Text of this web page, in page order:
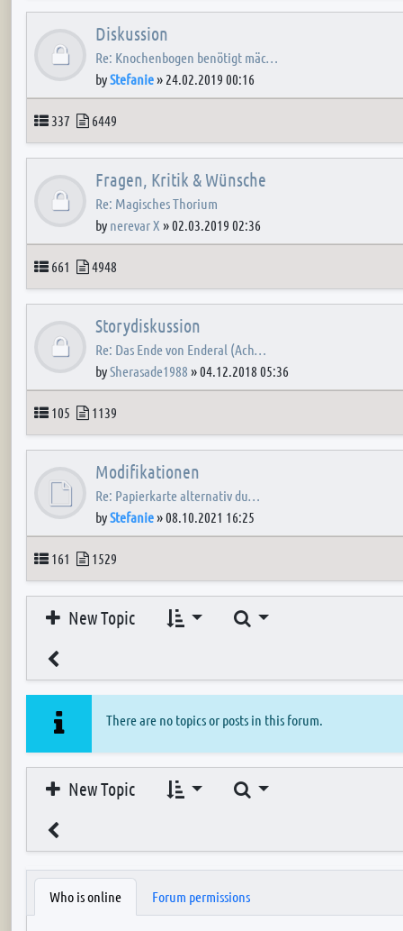
Diskussion
Re: Knochenbogen benötigt mäc…
byStefanie» 24.02.2019 00:16
Topics
337 Posts
6449
Fragen, Kritik & Wünsche
Re: Magisches Thorium
by nerevar X »02.03.2019 02:36
Topics
661 Posts
4948
Storydiskussion
Re: Das Ende von Enderal (Ach…
bySherasade1988 »04.12.2018 05:36
Topics
105 Posts
1139
Modifikationen
Re: Papierkarte alternativ du…
byStefanie»08.10.2021 16:25
Topics
161 Posts
1529
New Topic Search
There are no topics or posts in this forum.
New Topic Search
Who is online Forum permissions